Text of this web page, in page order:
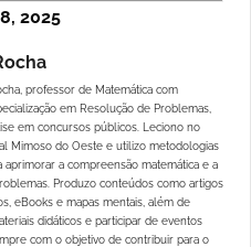
2025
professor de Matemática com
em Resolução de Problemas,
em concursos públicos. Leciono no
Mimoso do Oeste e utilizo metodologias
aprimorar a compreensão matemática e a
Produzo conteúdos como artigos
eBooks e mapas mentais, além de
didáticos e participar de eventos
com o objetivo de contribuir para o